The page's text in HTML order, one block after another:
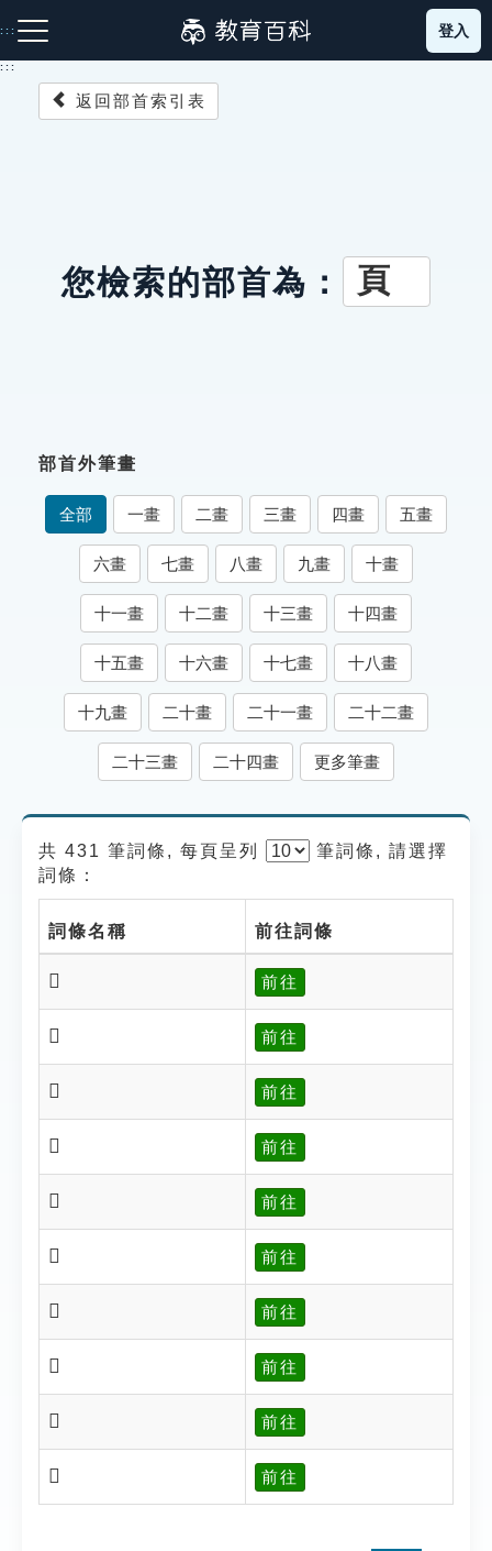
到
主
:::
成語故事
索引選單
知識索引
單字索引
生命大百科索引
遊戲專區
貓頭鷹博士
登入
:::
返回部首索引表
您檢索的部首為： 頁
部首外筆畫
全部 一畫 二畫 三畫 四畫 五畫
六畫 七畫 八畫 九畫 十畫
十一畫 十二畫 十三畫 十四畫
十五畫 十六畫 十七畫 十八畫
十九畫 二十畫 二十一畫 二十二畫
二十三畫 二十四畫 更多筆畫
共 431 筆詞條, 每頁呈列 筆詞條, 請選擇
詞條：
詞條名稱 前往詞條
𩔛 前往
𩔜 前往
𩔝 前往
𩔞 前往
𩔟 前往
𩔠 前往
𩔢 前往
𩔣 前往
𩔤 前往
𩔡 前往